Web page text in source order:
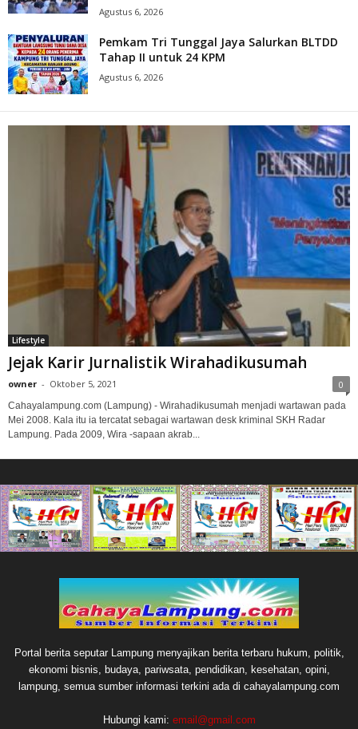
Agustus 6, 2026
Pemkam Tri Tunggal Jaya Salurkan BLTDD
Tahap II untuk 24 KPM
Agustus 6, 2026
Lifestyle
Jejak Karir Jurnalistik Wirahadikusumah
owner - Oktober 5, 2021 0
Cahayalampung.com (Lampung) - Wirahadikusumah menjadi wartawan pada
Mei 2008. Kala itu ia tercatat sebagai wartawan desk kriminal SKH Radar
Lampung. Pada 2009, Wira -sapaan akrab...
Portal berita seputar Lampung menyajikan berita terbaru hukum, politik,
ekonomi bisnis, budaya, pariwsata, pendidikan, kesehatan, opini,
lampung, semua sumber informasi terkini ada di cahayalampung.com
Hubungi kami: email@gmail.com